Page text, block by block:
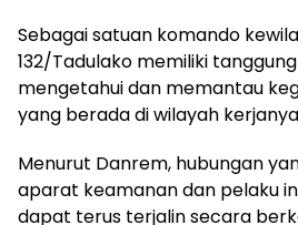
Sebagai satuan komando
132/Tadulako memiliki
mengetahui dan memantau
yang berada di wilayah
Menurut Danrem, hubungan
aparat keamanan dan pelaku
dapat terus terjalin secara